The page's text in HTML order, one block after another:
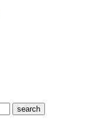
search